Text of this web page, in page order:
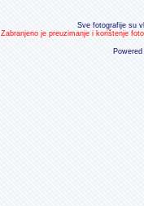
Sve fotografije su
Zabranjeno je preuzimanje i korištenje